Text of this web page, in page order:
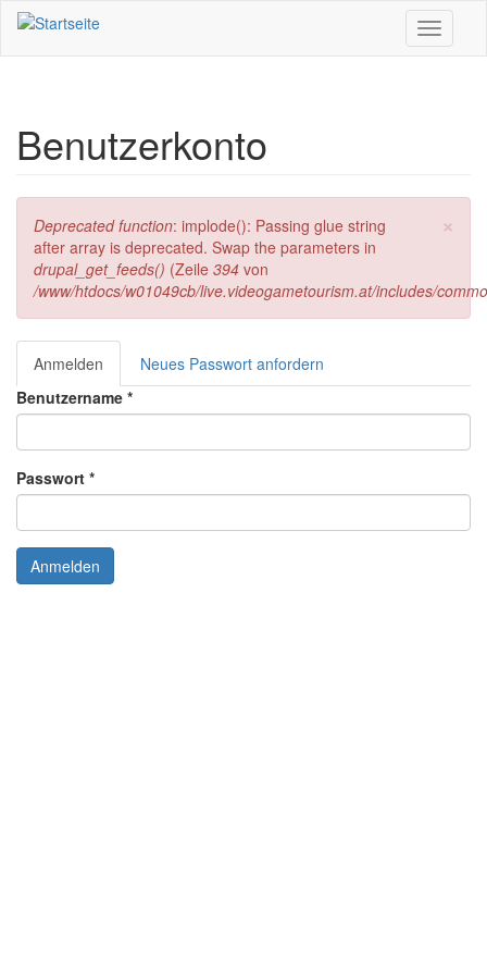
Direkt zum Inhalt
Toggle
Benutzerkonto
×
Fehlermeldung
Deprecated function: implode(): Passing glue string
after array is deprecated. Swap the parameters in
drupal_get_feeds() (Zeile 394 von
/www/htdocs/w01049cb/live.videogametourism.at/includes/
Haupt-Reiter
Anmelden (aktiver
Reiter)
Neues Passwort anfordern
Benutzername *
Passwort *
Anmelden